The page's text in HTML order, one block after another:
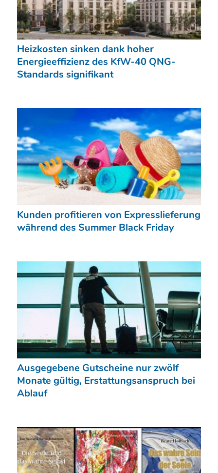
Heizkosten sinken dank hoher
Energieeffizienz des KfW-40 QNG-
Standards signifikant
Kunden profitieren von Expresslieferung
während des Summer Black Friday
Ausgegebene Gutscheine nur zwölf
Monate gültig, Erstattungsanspruch bei
Ablauf